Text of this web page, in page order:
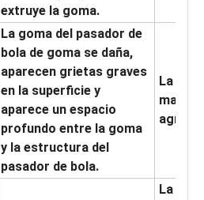
extruye la goma.
La goma del pasador de
bola de goma se daña,
aparecen grietas graves
en la superficie y
aparece un espacio
profundo entre la goma
y la estructura del
pasador de bola.
La
La